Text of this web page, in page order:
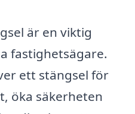
är en viktig
fastighetsägare.
ett stängsel för
öka säkerheten